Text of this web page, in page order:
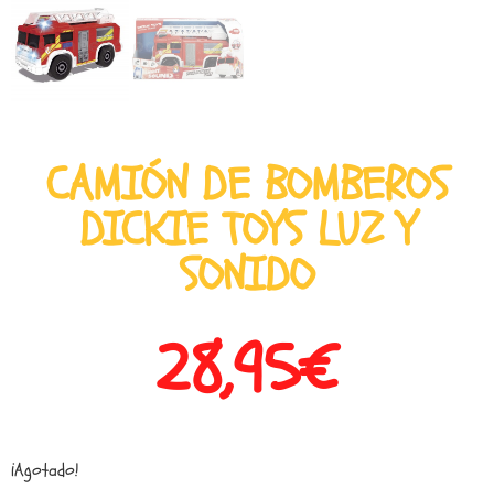
CAMIÓN DE BOMBEROS
DICKIE TOYS LUZ Y
SONIDO
28,95€
¡Agotado!